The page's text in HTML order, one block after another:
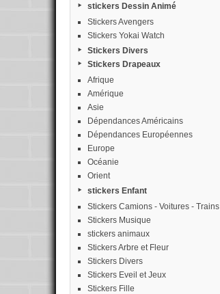
stickers Dessin Animé
Stickers Avengers
Stickers Yokai Watch
Stickers Divers
Stickers Drapeaux
Afrique
Amérique
Asie
Dépendances Américains
Dépendances Européennes
Europe
Océanie
Orient
stickers Enfant
Stickers Camions - Voitures - Trains
Stickers Musique
stickers animaux
Stickers Arbre et Fleur
Stickers Divers
Stickers Eveil et Jeux
Stickers Fille